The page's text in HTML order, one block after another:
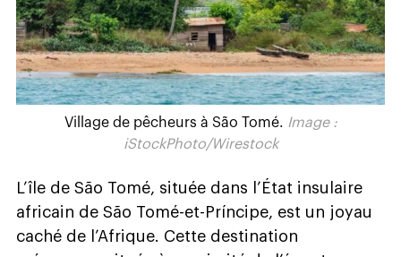
Village de pêcheurs à São Tomé. Image :
iStockPhoto/Wirestock
L’île de São Tomé, située dans l’État insulaire
africain de São Tomé-et-Príncipe, est un joyau
caché de l’Afrique. Cette destination